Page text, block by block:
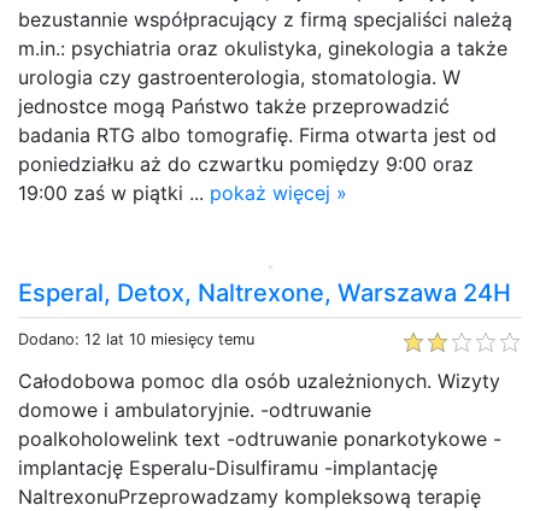
bezustannie współpracujący z firmą specjaliści należą
m.in.: psychiatria oraz okulistyka, ginekologia a także
urologia czy gastroenterologia, stomatologia. W
jednostce mogą Państwo także przeprowadzić
badania RTG albo tomografię. Firma otwarta jest od
poniedziałku aż do czwartku pomiędzy 9:00 oraz
19:00 zaś w piątki ... pokaż więcej »
Esperal, Detox, Naltrexone, Warszawa 24H
Dodano: 12 lat 10 miesięcy temu
Całodobowa pomoc dla osób uzależnionych. Wizyty
domowe i ambulatoryjnie. -odtruwanie
poalkoholowelink text -odtruwanie ponarkotykowe -
implantację Esperalu-Disulfiramu -implantację
NaltrexonuPrzeprowadzamy kompleksową terapię